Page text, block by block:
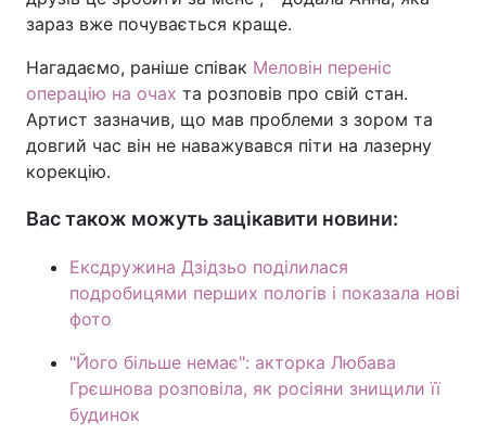
зараз вже почувається краще.
Нагадаємо, раніше співак Меловін переніс
операцію на очах та розповів про свій стан.
Артист зазначив, що мав проблеми з зором та
довгий час він не наважувався піти на лазерну
корекцію.
Вас також можуть зацікавити новини:
Ексдружина Дзідзьо поділилася
подробицями перших пологів і показала нові
фото
"Його більше немає": акторка Любава
Грєшнова розповіла, як росіяни знищили її
будинок